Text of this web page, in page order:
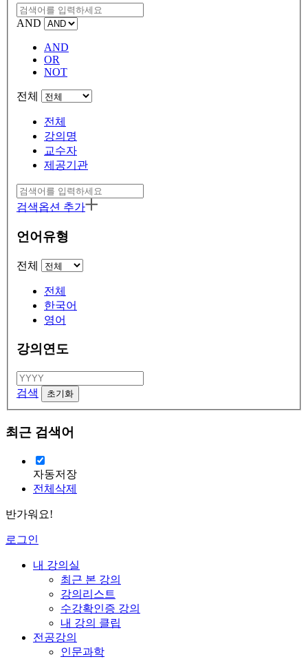
AND
AND
OR
NOT
전체
전체
강의명
교수자
제공기관
검색옵션 추가
언어유형
전체
전체
한국어
영어
강의연도
검색
최근 검색어
자동저장
전체삭제
반가워요!
로그인
내 강의실
최근 본 강의
강의리스트
수강확인증 강의
내 강의 클립
전공강의
인문과학